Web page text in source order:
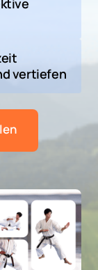
vertiefen